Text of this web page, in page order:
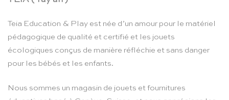
Teia Education & Play est née d’un amour pour le matériel
pédagogique de qualité et certifié et les jouets
écologiques conçus de manière réfléchie et sans danger
pour les bébés et les enfants.
Nous sommes un magasin de jouets et fournitures